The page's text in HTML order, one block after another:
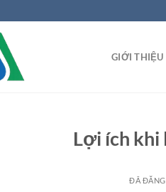
GIỚI THIỆU
Lợi ích
ĐÃ